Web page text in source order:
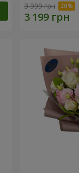
3 999 грн